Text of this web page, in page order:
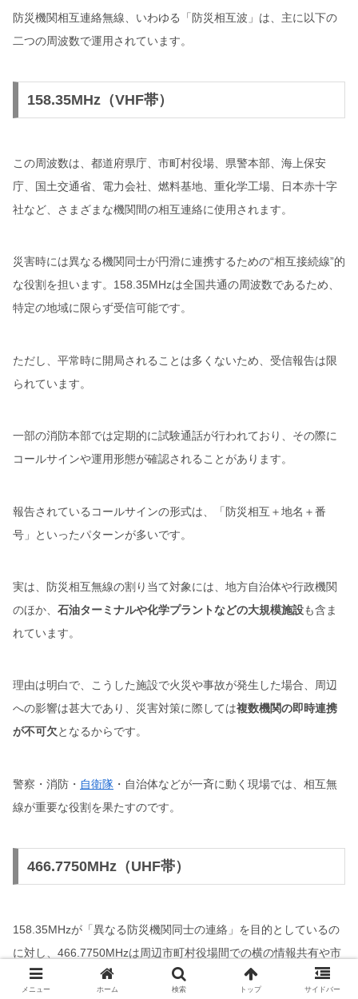
防災機関相互連絡無線、いわゆる「防災相互波」は、主に以下の
二つの周波数で運用されています。
158.35MHz（VHF帯）
この周波数は、都道府県庁、市町村役場、県警本部、海上保安
庁、国土交通省、電力会社、燃料基地、重化学工場、日本赤十字
社など、さまざまな機関間の相互連絡に使用されます。
災害時には異なる機関同士が円滑に連携するための“相互接続線”的
な役割を担います。158.35MHzは全国共通の周波数であるため、
特定の地域に限らず受信可能です。
ただし、平常時に開局されることは多くないため、受信報告は限
られています。
一部の消防本部では定期的に試験通話が行われており、その際に
コールサインや運用形態が確認されることがあります。
報告されているコールサインの形式は、「防災相互＋地名＋番
号」といったパターンが多いです。
実は、防災相互無線の割り当て対象には、地方自治体や行政機関
のほか、 石油ターミナルや化学プラントなどの大規模施設も含ま
れています。
理由は明白で、こうした施設で火災や事故が発生した場合、周辺
への影響は甚大であり、災害対策に際しては複数機関の即時連携
が不可欠となるからです。
警察・消防・ 自衛隊 ・自治体などが一斉に動く現場では、相互無
線が重要な役割を果たすのです。
466.7750MHz（UHF帯）
158.35MHzが「異なる防災機関同士の連絡」を目的としているの
に対し、466.7750MHzは周辺市町村役場間での横の情報共有や市
町村と都道府県との垂直的な連絡に用いられます。
メニュー ホーム 検索 トップ サイドバー